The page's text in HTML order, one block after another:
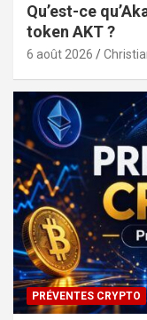
Qu’est-ce
token AKT ?
6 août 2026
PRÉVENTES CRYPTO